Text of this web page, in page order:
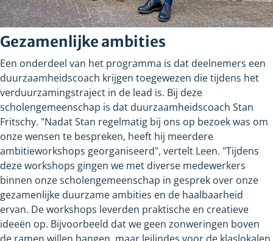
Gezamenlijke ambities
Een onderdeel van het programma is dat deelnemers een
duurzaamheidscoach krijgen toegewezen die tijdens het
verduurzamingstraject in de lead is. Bij deze
scholengemeenschap is dat duurzaamheidscoach Stan
Fritschy. "Nadat Stan regelmatig bij ons op bezoek was om
onze wensen te bespreken, heeft hij meerdere
ambitieworkshops georganiseerd", vertelt Leen. "Tijdens
deze workshops gingen we met diverse medewerkers
binnen onze scholengemeenschap in gesprek over onze
gezamenlijke duurzame ambities en de haalbaarheid
ervan. De workshops leverden praktische en creatieve
ideeën op. Bijvoorbeeld dat we geen zonweringen boven